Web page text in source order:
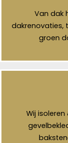
Van dak
dakrenovaties,
groen
Wij